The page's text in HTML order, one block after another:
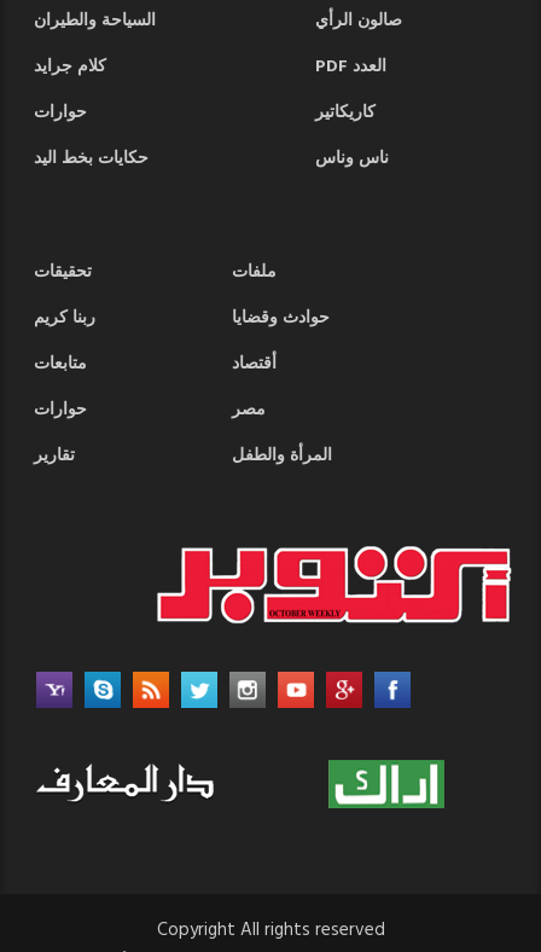
صالون الرأي
السياحة والطيران
العدد PDF
كلام جرايد
كاريكاتير
حوارات
ناس وناس
حكايات بخط اليد
ملفات
تحقيقات
حوادث وقضايا
ربنا كريم
أقتصاد
متابعات
مصر
حوارات
المرأة والطفل
تقارير
Copyright All rights reserved